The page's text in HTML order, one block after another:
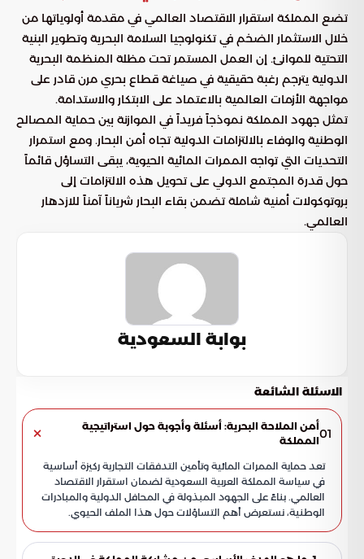
تضع المملكة استقرار الاقتصاد العالمي في مقدمة أولوياتها من
خلال الاستثمار الضخم في تكنولوجيا السلامة البحرية وتطوير البنية
التحتية للموانئ. إن العمل المستمر تحت مظلة المنظمة البحرية
الدولية يترجم رغبة حقيقية في صياغة قطاع بحري مرن قادر على
مواجهة الأزمات العالمية بالاعتماد على الابتكار والاستدامة.
تمثل جهود المملكة نموذجاً فريداً في الموازنة بين حماية المصالح
الوطنية والوفاء بالالتزامات الدولية تجاه أمن البحار. ومع استمرار
التحديات التي تواجه الممرات المائية الحيوية، يبقى التساؤل قائماً
حول قدرة المجتمع الدولي على تحويل هذه الالتزامات إلى
بروتوكولات أمنية شاملة تضمن بقاء البحار شرياناً آمناً للازدهار
العالمي.
بوابة السعودية
الاسئلة الشائعة
01أمن الملاحة البحرية: أسئلة وأجوبة حول استراتيجية
المملكة
تعد حماية الممرات المائية وتأمين التدفقات التجارية ركيزة أساسية
في سياسة المملكة العربية السعودية لضمان استقرار الاقتصاد
العالمي. بناءً على الجهود المبذولة في المحافل الدولية والمبادرات
الوطنية، نستعرض أهم التساؤلات حول هذا الملف الحيوي.